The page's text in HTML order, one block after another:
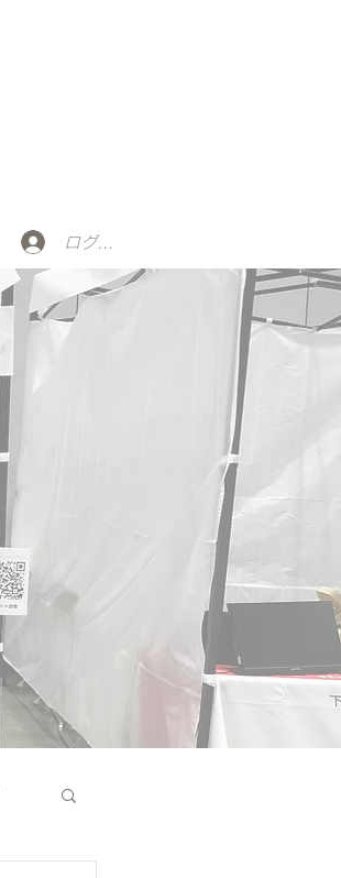
ログイン